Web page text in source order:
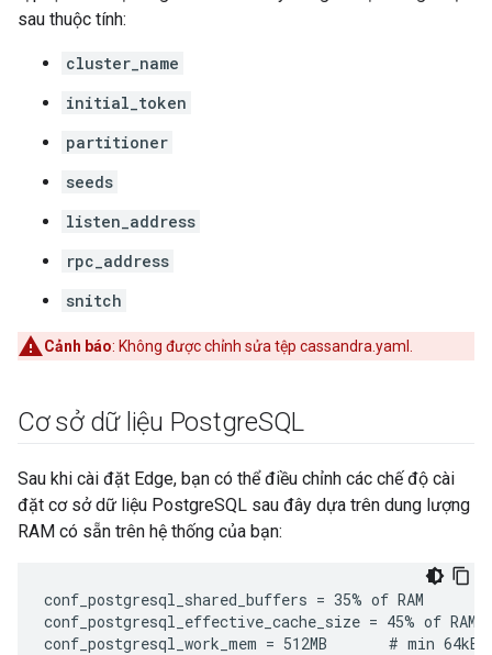
sau thuộc tính:
cluster_name
initial_token
partitioner
seeds
listen_address
rpc_address
snitch
Cảnh báo: Không được chỉnh sửa tệp cassandra.yaml.
Cơ sở dữ liệu PostgreSQL
Sau khi cài đặt Edge, bạn có thể điều chỉnh các chế độ cài
đặt cơ sở dữ liệu PostgreSQL sau đây dựa trên dung lượng
RAM có sẵn trên hệ thống của bạn:
conf_postgresql_shared_buffers = 35% of RAM      #
conf_postgresql_effective_cache_size = 45% of RAM
conf_postgresql_work_mem = 512MB       # min 64kB